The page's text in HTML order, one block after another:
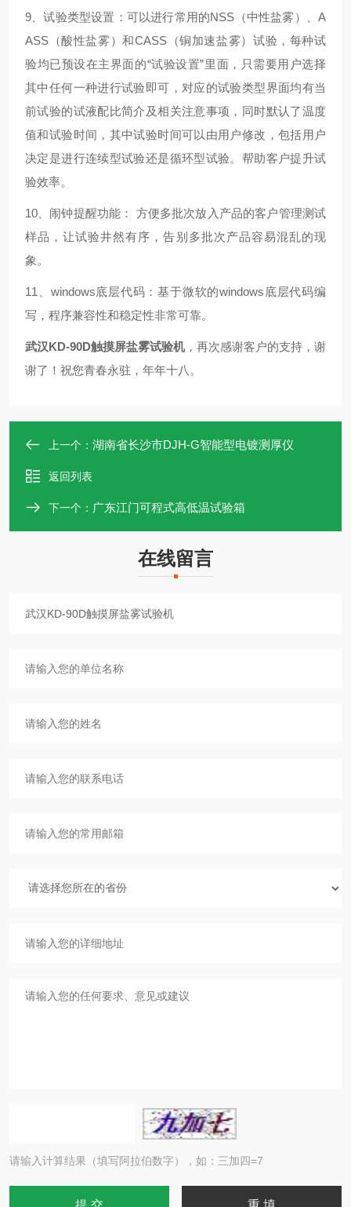
9、试验类型设置：可以进行常用的NSS（中性盐雾）、A
ASS（酸性盐雾）和CASS（铜加速盐雾）试验，每种试
验均已预设在主界面的“试验设置”里面，只需要用户选择
其中任何一种进行试验即可，对应的试验类型界面均有当
前试验的试液配比简介及相关注意事项，同时默认了温度
值和试验时间，其中试验时间可以由用户修改，包括用户
决定是进行连续型试验还是循环型试验。帮助客户提升试
验效率。
10、闹钟提醒功能： 方便多批次放入产品的客户管理测试
样品，让试验井然有序，告别多批次产品容易混乱的现
象。
11、windows底层代码：基于微软的windows底层代码编
写，程序兼容性和稳定性非常可靠。
武汉KD-90D触摸屏盐雾试验机，再次感谢客户的支持 ， 谢
谢了！祝您青春永驻，年年十八。
上一个： 湖南省长沙市DJH-G智能型电镀测厚仪
返回列表
下一个： 广东江门可程式高低温试验箱
在线留言
请输入计算结果（填写阿拉伯数字），如：三加四=7